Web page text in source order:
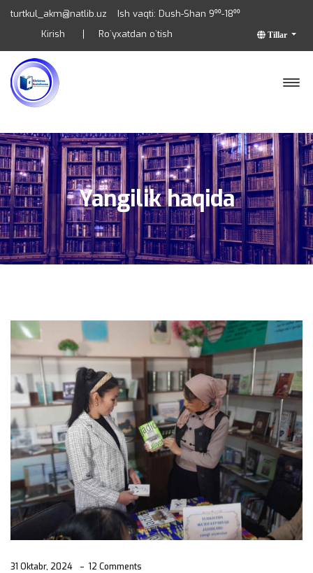
turtkul_akm@natlib.uz Ish vaqti: Dush-Shan 9⁰⁰-18⁰⁰
Tillar
Kirish Ro`yxatdan o`tish
Yangilik haqida
31 Oktabr, 2024 12 Comments